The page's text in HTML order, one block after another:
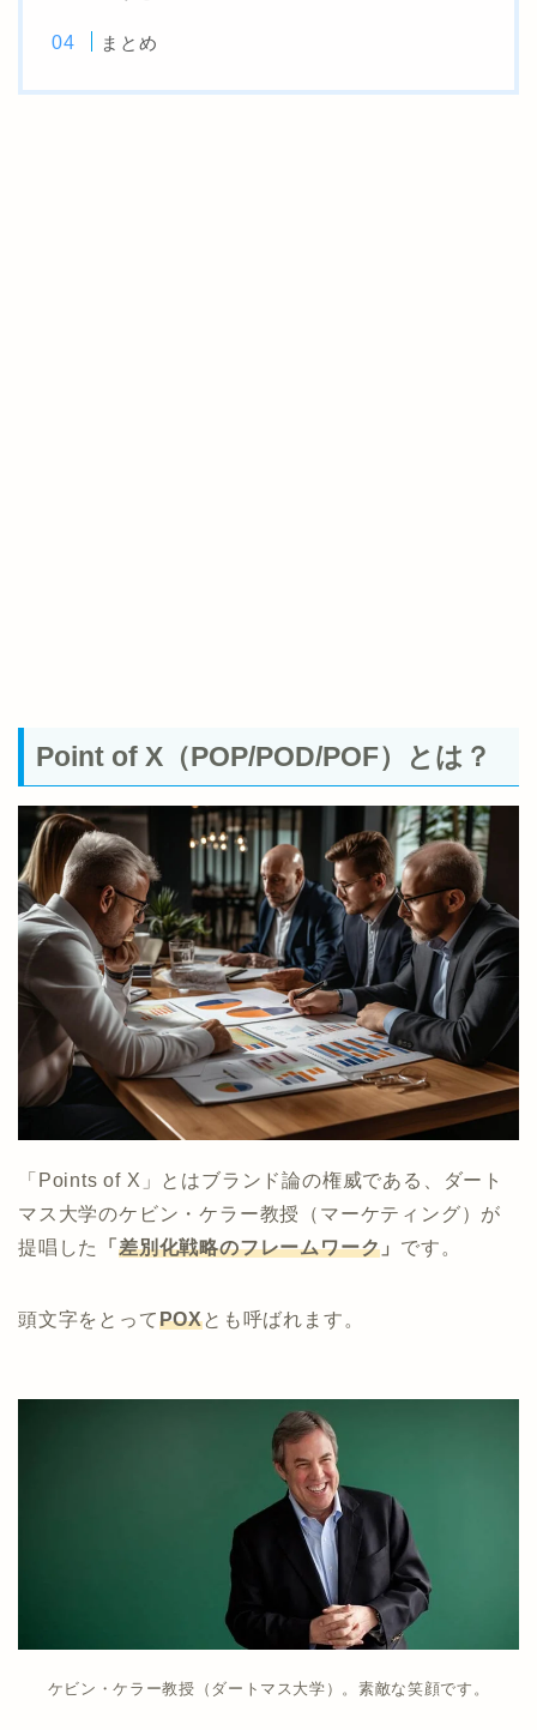
まとめ
Point of X（POP/POD/POF）とは？
「Points of X」とはブランド論の権威である、ダート
マス大学のケビン・ケラー教授（マーケティング）が
提唱した
「差別化戦略のフレームワーク 」 です。
頭文字をとってPOXとも呼ばれます。
ケビン・ケラー教授（ダートマス大学）。素敵な笑顔です。